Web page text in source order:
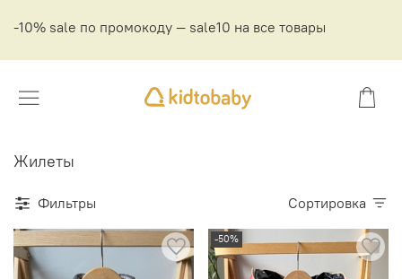
-10% sale по промокоду — sale10 на все товары
Жилеты
Фильтры Сортировка
-50%